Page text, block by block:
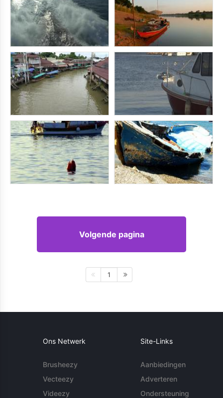
Volgende pagina
1
Ons Netwerk
Brusheezy
Vecteezy
Videezy
Site-Links
Aanbiedingen
Adverteren
Ondersteuning